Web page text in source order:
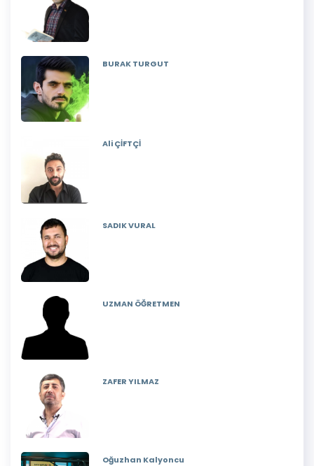
BURAK TURGUT
Ali ÇİFTÇİ
SADIK VURAL
UZMAN ÖĞRETMEN
ZAFER YILMAZ
Oğuzhan Kalyoncu